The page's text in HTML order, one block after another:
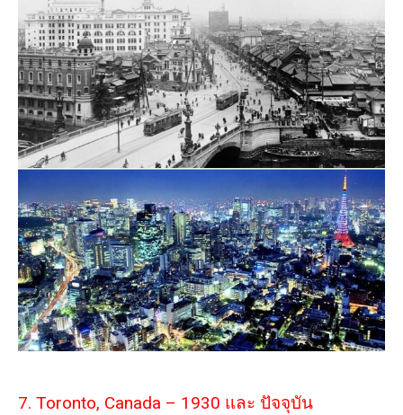
7. Toronto, Canada – 1930 และ ปัจจุบัน